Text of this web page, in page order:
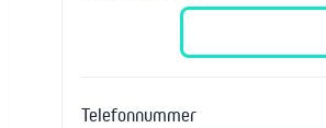
Telefonnummer